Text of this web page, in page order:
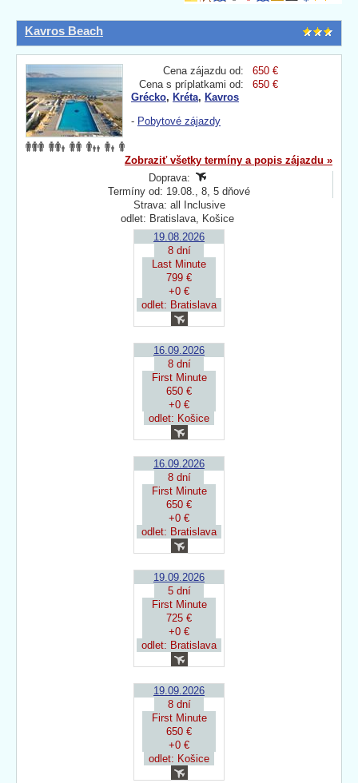
Kavros Beach
Cena zájazdu od:
650 €
Cena s príplatkami od:
650 €
Grécko, Kréta, Kavros
- Pobytové zájazdy
Zobraziť všetky termíny a popis zájazdu »
Doprava:
Termíny od: 19.08., 8, 5 dňové
Strava: all Inclusive
odlet: Bratislava, Košice
19.08.2026
8 dní
Last Minute
799 €
+0 €
odlet: Bratislava
16.09.2026
8 dní
First Minute
650 €
+0 €
odlet: Košice
16.09.2026
8 dní
First Minute
650 €
+0 €
odlet: Bratislava
19.09.2026
5 dní
First Minute
725 €
+0 €
odlet: Bratislava
19.09.2026
8 dní
First Minute
650 €
+0 €
odlet: Košice